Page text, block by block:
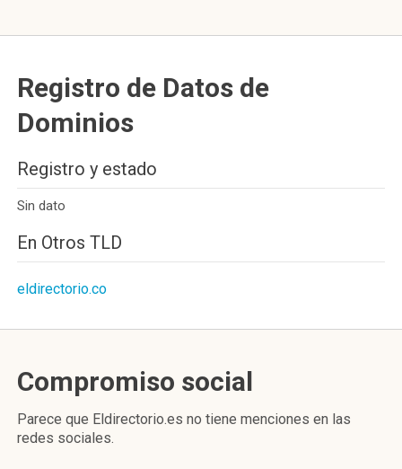
Registro de Datos de
Dominios
Registro y estado
Sin dato
En Otros TLD
eldirectorio.co
Compromiso social
Parece que Eldirectorio.es no tiene menciones en las
redes sociales.